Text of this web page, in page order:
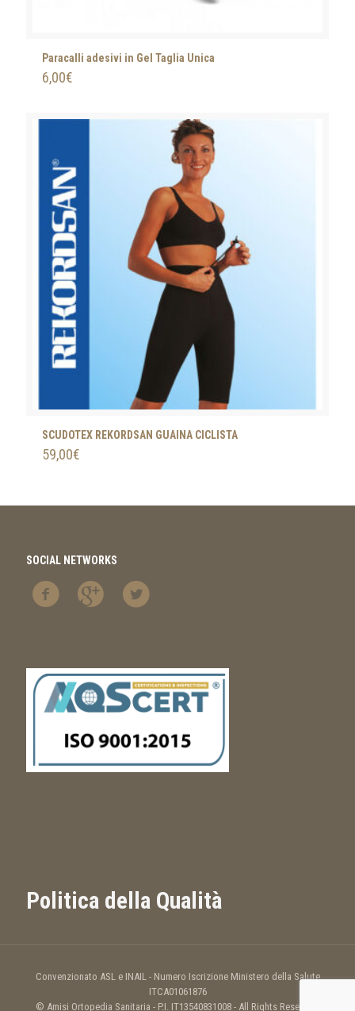
Paracalli adesivi in Gel Taglia Unica
6,00€
SCUDOTEX REKORDSAN GUAINA CICLISTA
59,00€
SOCIAL NETWORKS
Politica della Qualità
Convenzionato ASL e INAIL - Numero Iscrizione Ministero della Salute
ITCA01061876
© Amisi Ortopedia Sanitaria - P.I. IT13540831008 - All Rights Reserved.